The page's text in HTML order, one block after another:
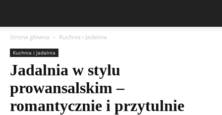
Strona główna Kuchnia i Jadalnia
Kuchnia i Jadalnia
Jadalnia w stylu
prowansalskim –
romantycznie i przytulnie